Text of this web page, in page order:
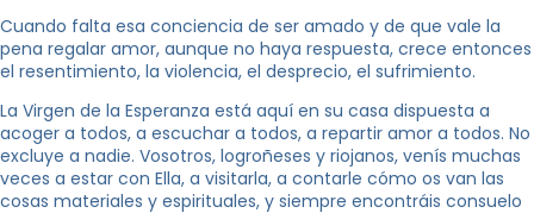
Cuando falta esa conciencia de ser amado y de que vale la
pena regalar amor, aunque no haya respuesta, crece entonces
el resentimiento, la violencia, el desprecio, el sufrimiento.
La Virgen de la Esperanza está aquí en su casa dispuesta a
acoger a todos, a escuchar a todos, a repartir amor a todos. No
excluye a nadie. Vosotros, logroñeses y riojanos, venís muchas
veces a estar con Ella, a visitarla, a contarle cómo os van las
cosas materiales y espirituales, y siempre encontráis consuelo